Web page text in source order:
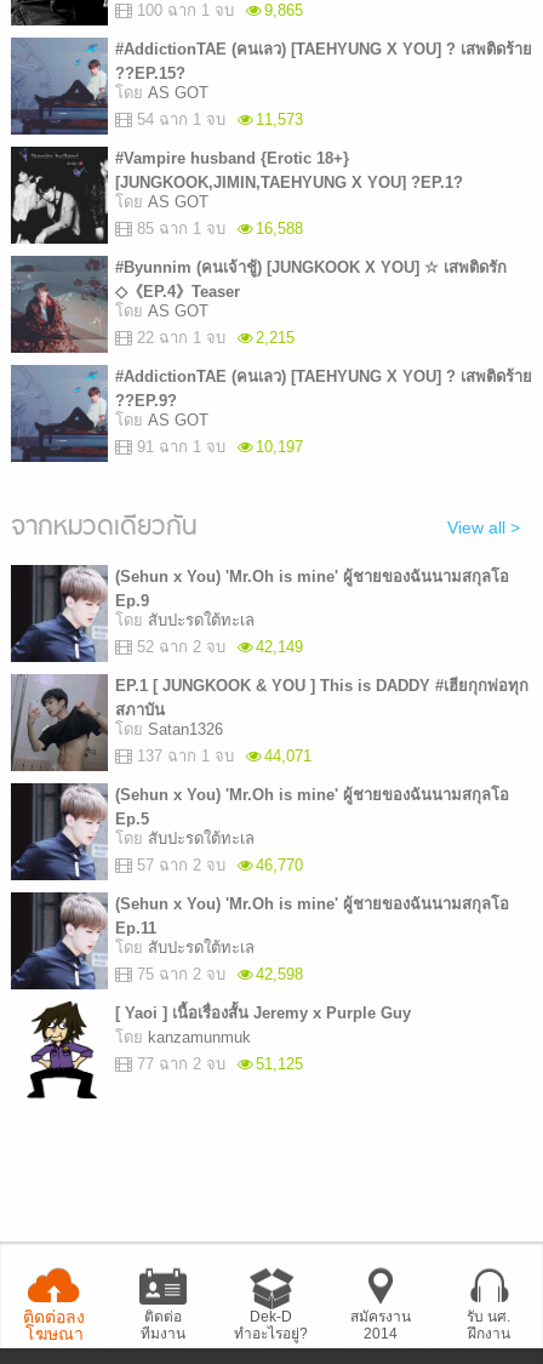
100 ฉาก 1 จบ
9,865
#AddictionTAE (คนเลว) [TAEHYUNG X YOU] ? เสพติดร้าย
??EP.15?
โดย AS GOT
54 ฉาก 1 จบ
11,573
#Vampire husband {Erotic 18+}
[JUNGKOOK,JIMIN,TAEHYUNG X YOU] ?EP.1?
โดย AS GOT
85 ฉาก 1 จบ
16,588
#Byunnim (คนเจ้าชู้) [JUNGKOOK X YOU] ☆ เสพติดรัก
◇《EP.4》Teaser
โดย AS GOT
22 ฉาก 1 จบ
2,215
#AddictionTAE (คนเลว) [TAEHYUNG X YOU] ? เสพติดร้าย
??EP.9?
โดย AS GOT
91 ฉาก 1 จบ
10,197
จากหมวดเดียวกัน View all >
(Sehun x You) 'Mr.Oh is mine' ผู้ชายของฉันนามสกุลโอ
Ep.9
โดย สับปะรดใต้ทะเล
52 ฉาก 2 จบ
42,149
EP.1 [ JUNGKOOK & YOU ] This is DADDY #เฮียกุกพ่อทุก
สภาบัน
โดย Satan1326
137 ฉาก 1 จบ
44,071
(Sehun x You) 'Mr.Oh is mine' ผู้ชายของฉันนามสกุลโอ
Ep.5
โดย สับปะรดใต้ทะเล
57 ฉาก 2 จบ
46,770
(Sehun x You) 'Mr.Oh is mine' ผู้ชายของฉันนามสกุลโอ
Ep.11
โดย สับปะรดใต้ทะเล
75 ฉาก 2 จบ
42,598
[ Yaoi ] เนื้อเรื่องสั้น Jeremy x Purple Guy
โดย kanzamunmuk
77 ฉาก 2 จบ
51,125
ติดต่อลง
โฆษณา
ติดต่อ
ทีมงาน
Dek-D
ทำอะไรอยู่?
สมัครงาน
2014
รับ นศ.
ฝึกงาน